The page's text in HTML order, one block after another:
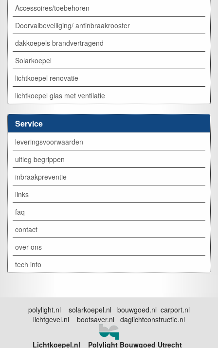
Accessoires/toebehoren
Doorvalbeveiliging/ antinbraakrooster
dakkoepels brandvertragend
Solarkoepel
lichtkoepel renovatie
lichtkoepel glas met ventilatie
Service
leveringsvoorwaarden
uitleg begrippen
inbraakpreventie
links
faq
contact
over ons
tech info
polylight.nl solarkoepel.nl bouwgoed.nl carport.nl
lichtgevel.nl bootsaver.nl daglichtconstructie.nl
Lichtkoepel.nl Polylight Bouwgoed Utrecht